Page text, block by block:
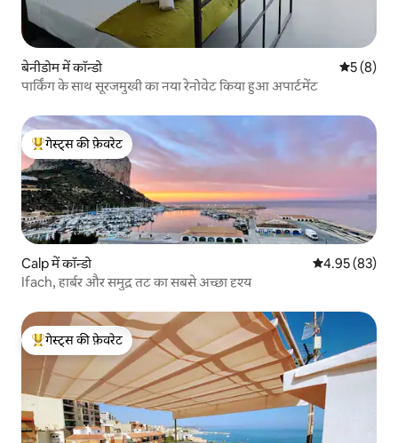
बेनीडोम में कॉन्डो औसत रेटिंग
5 (8)
पार्किंग के साथ सूरजमुखी का नया रेनोवेट किया हुआ अपार्टमेंट
गेस्ट्स का टॉप फ़ेवरेट
गेस्ट्स की फ़ेवरेट
Calp में कॉन्डो औसत रेटिंग 5 में
4.95 (83)
Ifach, हार्बर और समुद्र तट का सबसे अच्छा दृश्य
गेस्ट्स का टॉप फ़ेवरेट
गेस्ट्स की फ़ेवरेट